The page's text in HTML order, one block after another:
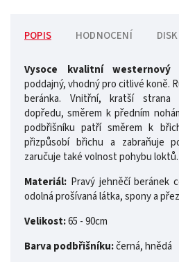
POPIS HODNOCENÍ
Vysoce kvalitní
poddajný, vhodný pro citlivé koně.
beránka. Vnitřní, kratší
dopředu, směrem k předním
podbřišníku patří směrem k
přizpůsobí břichu a zabraňuje
zaručuje také volnost pohybu loktů.
Materiál: Pravý jehněčí beránek
odolná prošívaná látka, spony a
Velikost:65 - 90cm
Barva podbřišníku:černá, hnědá